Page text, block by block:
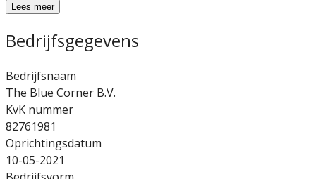
Lees meer
Bedrijfsgegevens
Bedrijfsnaam
The Blue Corner B.V.
KvK nummer
82761981
Oprichtingsdatum
10-05-2021